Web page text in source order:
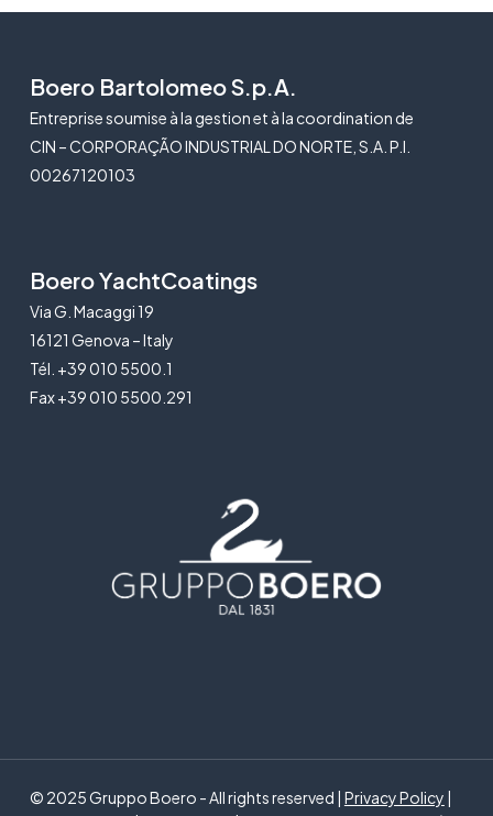
Boero Bartolomeo S.p.A.
Entreprise soumise à la gestion et à la coordination de
CIN – CORPORAÇÃO INDUSTRIAL DO NORTE, S.A. P.I.
00267120103
Boero YachtCoatings
Via G. Macaggi 19
16121 Genova – Italy
Tél. +39 010 5500.1
Fax +39 010 5500.291
© 2025 Gruppo Boero - All rights reserved | Privacy Policy |